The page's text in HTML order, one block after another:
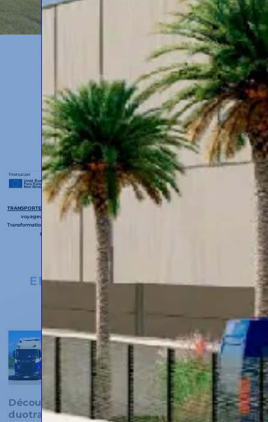
TRANSPORTES CALSINA Y CARRE SLa bénéficié des Aides à la transformation des flottes de transport de
voyageurs et de marchandises (Décret Royal 983/2021), dans le cadre du Plan de Relance, de
Transformation et de Résilience. Avec l’acquisition de ces véhicules,
progresse vers l’objectif d’un modèle de transport plus durable et plus efficace.
EN SAVOIR PLUS SUR NOTRE
ENGAGEMENT
Découvrez notre
duotrailer
Découvrez notre
pari Intermodal